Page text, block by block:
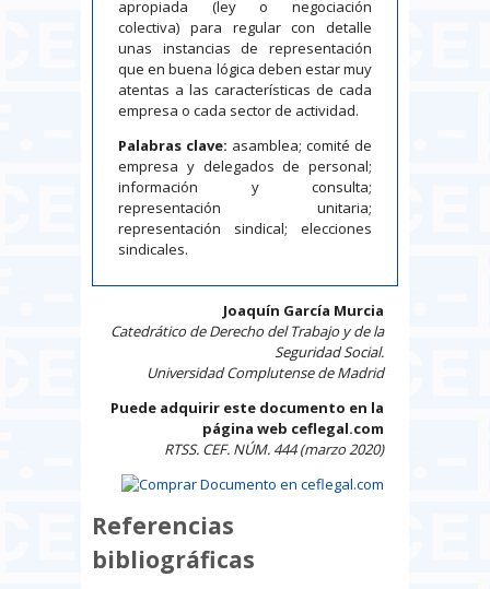
apropiada (ley o negociación
colectiva) para regular con detalle
unas instancias de representación
que en buena lógica deben estar muy
atentas a las características de cada
empresa o cada sector de actividad.
Palabras clave: asamblea; comité de
empresa y delegados de personal;
información y consulta;
representación unitaria;
representación sindical; elecciones
sindicales.
Joaquín García Murcia
Catedrático de Derecho del Trabajo y de la
Seguridad Social.
Universidad Complutense de Madrid
Puede adquirir este documento en la
página web ceflegal.com
RTSS. CEF. NÚM. 444 (marzo 2020)
Referencias
bibliográficas